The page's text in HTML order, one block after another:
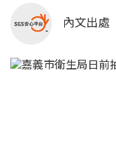
內文出處